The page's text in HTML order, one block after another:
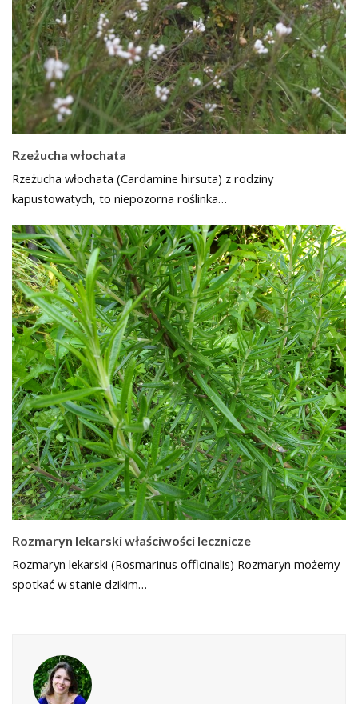
Rzeżucha włochata
Rzeżucha włochata (Cardamine hirsuta) z rodziny
kapustowatych, to niepozorna roślinka…
Rozmaryn lekarski właściwości lecznicze
Rozmaryn lekarski (Rosmarinus officinalis) Rozmaryn możemy
spotkać w stanie dzikim…